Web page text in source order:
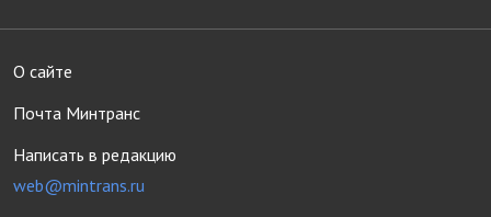
О сайте
Почта Минтранс
Написать в редакцию
web@mintrans.ru